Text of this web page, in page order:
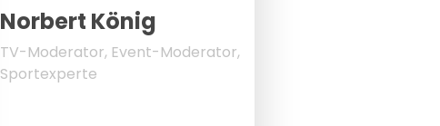
Norbert König
TV-Moderator, Event-Moderator,
Sportexperte